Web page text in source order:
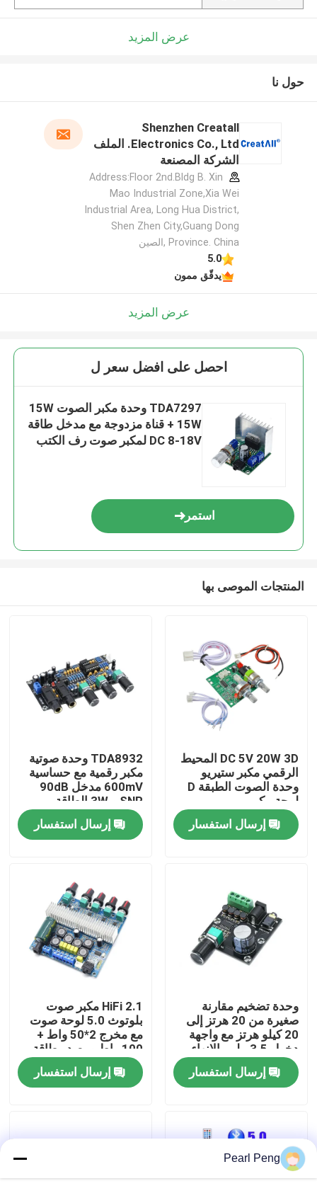
الصفحة الرئيسية
منتجات
جولة في المصنع
مراقبة الجودة
أخبار
القضايا
مدونة
وحدة لوحة مكبر
عرض المزيد
حول نا
Shenzhen Creatall
Electronics Co., Ltd. الملف
الشركة المصنعة
Address:Floor 2nd.Bldg B. Xin
Mao Industrial Zone,Xia Wei
Industrial Area, Long Hua District,
Shen Zhen City,Guang Dong
Province. China ,الصين
5.0
يدقّق ممون
عرض المزيد
احصل على افضل سعر ل
TDA7297 وحدة مكبر الصوت 15W
+ 15W قناة مزدوجة مع مدخل طاقة
DC 8-18V لمكبر صوت رف الكتب
استمر
المنتجات الموصى بها
DC 5V 20W 3D المحيط
الرقمي مكبر ستيريو
وحدة الصوت الطبقة D
لوحة مكبر
إرسال استفسار
TDA8932 وحدة صوتية
مكبر رقمية مع حساسية
600mV مدخل 90dB
SNR و 3W الطاقة
الخارجة
إرسال استفسار
وحدة تضخيم مقارنة
صغيرة من 20 هرتز إلى
20 كيلو هرتز مع واجهة
دخول 3.5 ملم والإنهاء
الفضي
إرسال استفسار
2.1 HiFi مكبر صوت
بلوتوث 5.0 لوحة صوت
مع مخرج 2*50 واط +
100 واط ومصدر طاقة
DC12 ~ 24 فولت
إرسال استفسار
Pearl Peng